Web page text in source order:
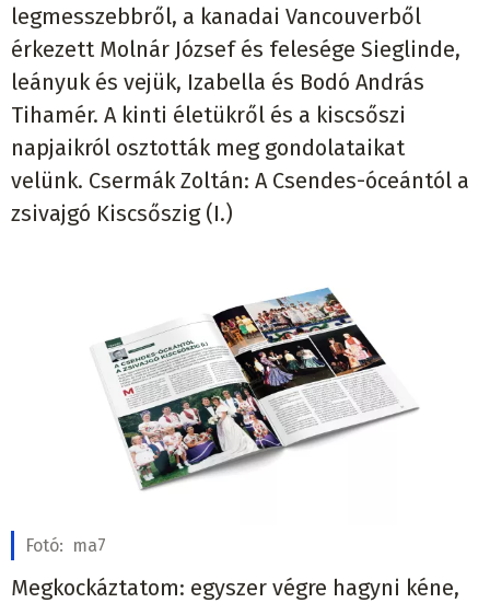
legmesszebbről, a kanadai Vancouverből
érkezett Molnár József és felesége Sieglinde,
leányuk és vejük, Izabella és Bodó András
Tihamér. A kinti életükről és a kiscsőszi
napjaikról osztották meg gondolataikat
velünk. Csermák Zoltán: A Csendes-óceántól a
zsivajgó Kiscsőszig (I.)
Fotó: ma7
Megkockáztatom: egyszer végre hagyni kéne,